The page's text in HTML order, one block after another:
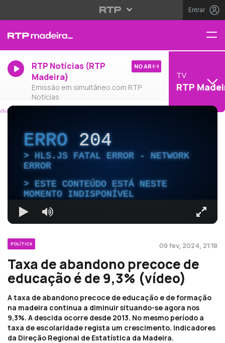
Entrar
RTP Notícias (RTP
Madeira)
Emissão em simultâneo com RTP
Notícias
NO AR
TV
RTP
ERRO204
HLS.JS FATAL ERROR - NETWORK
ERROR
ESTE CONTEÚDO ESTÁ NESTE
MOMENTO INDISPONÍVEL
POLÍTICA 09 fev, 2024, 21:18
Taxa de abandono precoce de
educação é de 9,3% (vídeo)
A taxa de abandono precoce de educação e de formação
na madeira continua a diminuir situando-se agora nos
9,3%. A descida ocorre desde 2013. No mesmo período a
taxa de escolaridade regista um crescimento. Indicadores
da Direção Regional de Estatística da Madeira.